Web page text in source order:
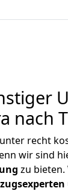
nach
recht
wir sind
zu bieten.